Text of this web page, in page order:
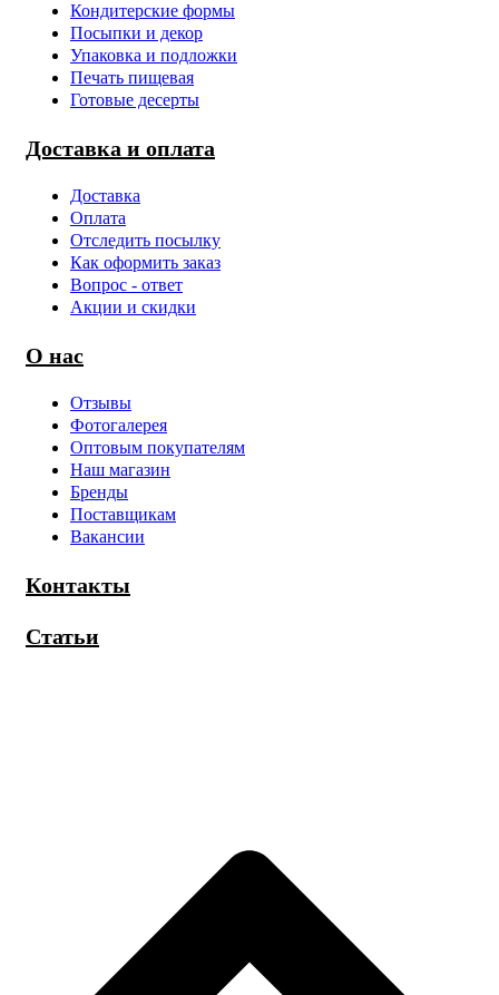
Кондитерские формы
Посыпки и декор
Упаковка и подложки
Печать пищевая
Готовые десерты
Доставка и оплата
Доставка
Оплата
Отследить посылку
Как оформить заказ
Вопрос - ответ
Акции и скидки
О нас
Отзывы
Фотогалерея
Оптовым покупателям
Наш магазин
Бренды
Поставщикам
Вакансии
Контакты
Статьи